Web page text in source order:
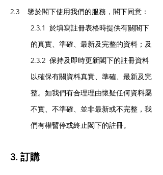
2.3 鑒於閣下使用我們的服務，閣下同意：
2.3.1 於填寫註冊表格時提供有關閣下
的真實、準確、最新及完整的資料；及
2.3.2 保持及即時更新閣下的註冊資料
以確保有關資料真實、準確、最新及完
整。如我們有合理理由懷疑任何資料屬
不實、不準確、並非最新或不完整，我
們有權暫停或終止閣下的註冊。
3. 訂購